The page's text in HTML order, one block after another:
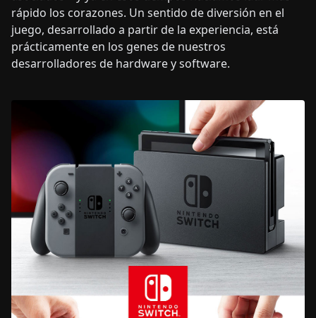
rápido los corazones. Un sentido de diversión en el
juego, desarrollado a partir de la experiencia, está
prácticamente en los genes de nuestros
desarrolladores de hardware y software.